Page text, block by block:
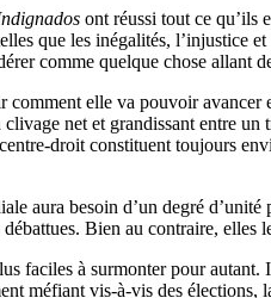
ont réussi tout ce qu’ils
que les inégalités,
comme quelque chose allant
elle va pouvoir
net et grandissant entre
droit constituent toujours
aura besoin d’un degré
Bien au contraire,
faciles à surmonter pour
méfiant vis-à-vis des